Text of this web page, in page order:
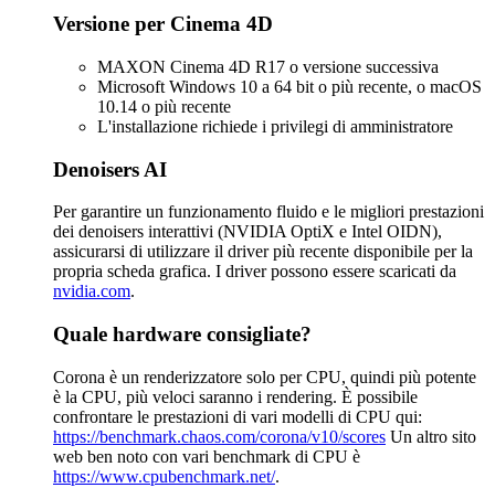
Versione per Cinema 4D
MAXON Cinema 4D R17 o versione successiva
Microsoft Windows 10 a 64 bit o più recente, o macOS
10.14 o più recente
L'installazione richiede i privilegi di amministratore
Denoisers AI
Per garantire un funzionamento fluido e le migliori prestazioni
dei denoisers interattivi (NVIDIA OptiX e Intel OIDN),
assicurarsi di utilizzare il driver più recente disponibile per la
propria scheda grafica. I driver possono essere scaricati da
nvidia.com.
Quale hardware consigliate?
Corona è un renderizzatore solo per CPU, quindi più potente
è la CPU, più veloci saranno i rendering. È possibile
confrontare le prestazioni di vari modelli di CPU qui:
https://benchmark.chaos.com/corona/v10/scores Un altro sito
web ben noto con vari benchmark di CPU è
https://www.cpubenchmark.net/.